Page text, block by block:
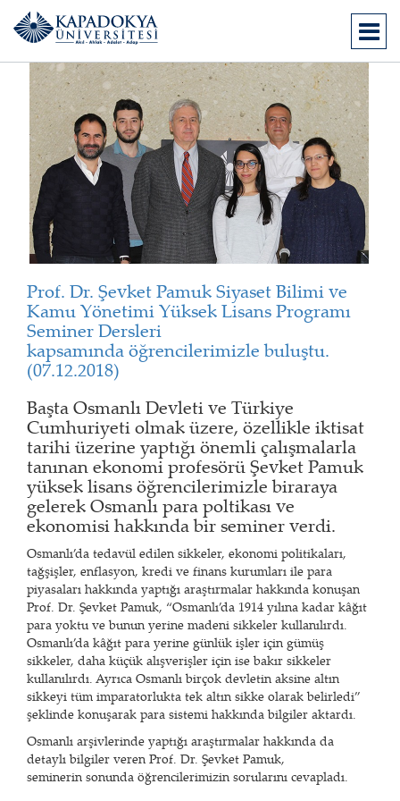
Prof. Dr. Şevket Pamuk Siyaset Bilimi ve
Kamu Yönetimi Yüksek Lisans Programı
Seminer Dersleri
kapsamında öğrencilerimizle buluştu.
(07.12.2018)
Başta Osmanlı Devleti ve Türkiye
Cumhuriyeti olmak üzere, özellikle iktisat
tarihi üzerine yaptığı önemli çalışmalarla
tanınan ekonomi profesörü Şevket Pamuk
yüksek lisans öğrencilerimizle biraraya
gelerek Osmanlı para poltikası ve
ekonomisi hakkında bir seminer verdi.
Osmanlı’da tedavül edilen sikkeler, ekonomi politikaları,
tağşişler, enflasyon, kredi ve finans kurumları ile para
piyasaları hakkında yaptığı araştırmalar hakkında konuşan
Prof. Dr. Şevket Pamuk, “Osmanlı’da 1914 yılına kadar kâğıt
para yoktu ve bunun yerine madeni sikkeler kullanılırdı.
Osmanlı’da kâğıt para yerine günlük işler için gümüş
sikkeler, daha küçük alışverişler için ise bakır sikkeler
kullanılırdı. Ayrıca Osmanlı birçok devletin aksine altın
sikkeyi tüm imparatorlukta tek altın sikke olarak belirledi”
şeklinde konuşarak para sistemi hakkında bilgiler aktardı.
Osmanlı arşivlerinde yaptığı araştırmalar hakkında da
detaylı bilgiler veren Prof. Dr. Şevket Pamuk,
seminerin sonunda öğrencilerimizin sorularını cevapladı.